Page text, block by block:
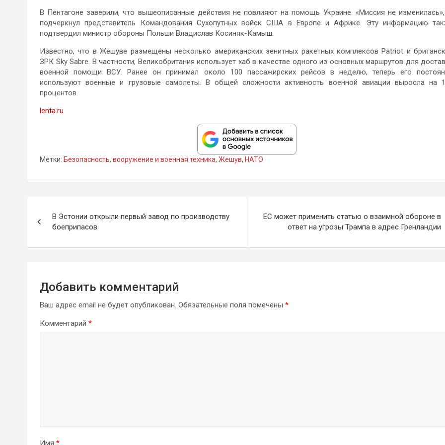
В Пентагоне заверили, что вышеописанные действия не повлияют на помощь Украине. «Миссия не
подчеркнул представитель Командования Сухопутных войск США в Европе и Африке. Эту информацию
подтвердил министр обороны Польши Владислав Косиняк-Камыш.
Известно, что в Жешуве размещены несколько американских зенитных ракетных комплексов Patriot и
ЗРК Sky Sabre. В частности, Великобритания использует хаб в качестве одного из основных маршрутов для
военной помощи ВСУ. Ранее он принимал около 100 пассажирских рейсов в неделю, теперь его
используют военные и грузовые самолеты. В общей сложности активность военной авиации выросла на
процентов.
lenta.ru
Метки: Безопасность, вооружение и военная техника, Жешув, НАТО
по
записям
В Эстонии открыли первый завод по производству
боеприпасов
ЕС может применить статью о взаимной обороне в
ответ на угрозы Трампа в адрес Гренландии
Добавить комментарий
Ваш адрес email не будет опубликован. Обязательные поля помечены *
Комментарий *
Имя *